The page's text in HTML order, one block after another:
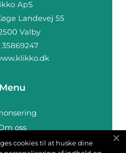
Menu
oss
cookies til at huske dine